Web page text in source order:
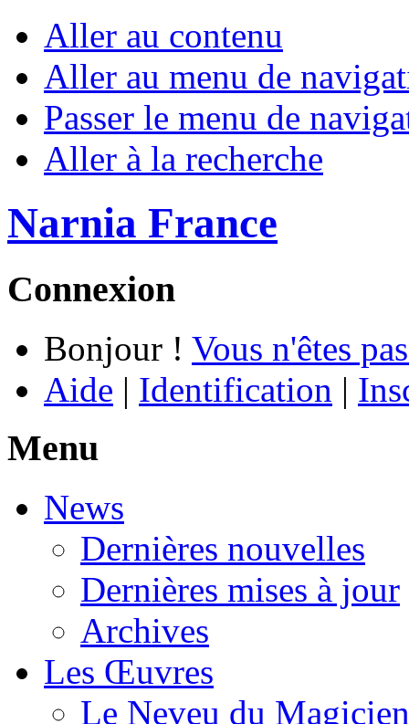
Aller au contenu
Aller au menu de
Passer le menu de
Aller à la recherche
Narnia France
Connexion
Bonjour ! Vous n'êtes
Aide | Identification |
Menu
News
Dernières nouvelles
Dernières mises à jour
Archives
Les Œuvres
Le Neveu du Magicien